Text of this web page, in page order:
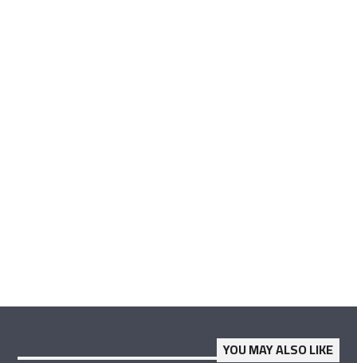
YOU MAY ALSO LIKE